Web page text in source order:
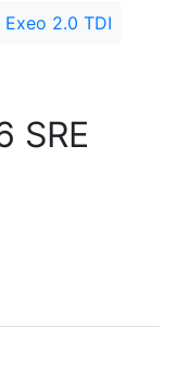
Exeo 2.0 TDI
SRE